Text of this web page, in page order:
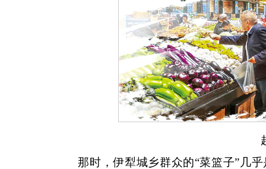
那时，伊犁城乡群众的“菜篮子”几